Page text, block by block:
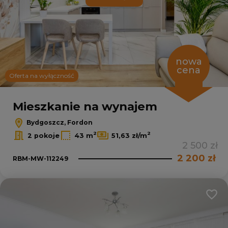
Oferta na wyłączność
nowa
cena
Mieszkanie na wynajem
Bydgoszcz, Fordon
2 pokoje
43 m2 51,63 zł/m2
2 500 zł
RBM-MW-112249 2 200 zł